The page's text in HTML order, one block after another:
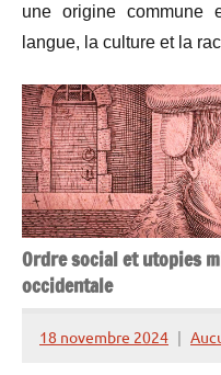
une origine commune
langue, la culture et la
Ordre social et utopies
occidentale
18 novembre 2024
Henry